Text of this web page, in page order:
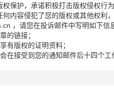
保护，承诺积极打击版权侵权行为
内容侵犯了您的版权或其他权利
，请您在投诉邮件中写明如下信
的链接；
有版权的证明资料；
在接受到您的通知邮件后十四个工